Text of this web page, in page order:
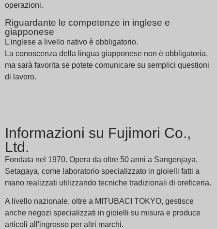
operazioni.
Riguardante le competenze in inglese e
giapponese
L'inglese a livello nativo è obbligatorio.
La conoscenza della lingua giapponese non è obbligatoria,
ma sarà favorita se potete comunicare su semplici questioni
di lavoro.
Informazioni su Fujimori Co.,
Ltd.
Fondata nel 1970. Opera da oltre 50 anni a Sangenjaya,
Setagaya, come laboratorio specializzato in gioielli fatti a
mano realizzati utilizzando tecniche tradizionali di oreficeria.
A livello nazionale, oltre a MITUBACI TOKYO, gestisce
anche negozi specializzati in gioielli su misura e produce
articoli all'ingrosso per altri marchi.